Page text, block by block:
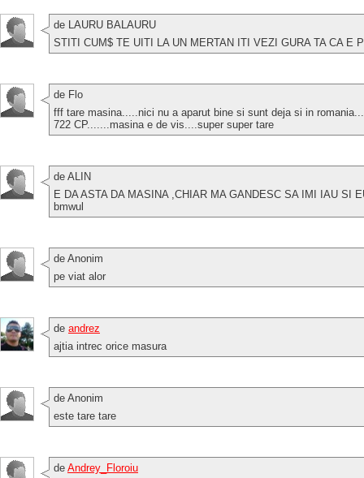
de LAURU BALAURU
STITI CUM$ TE UITI LA UN MERTAN ITI VEZI GURA TA CA E
de Flo
fff tare masina.....nici nu a aparut bine si sunt deja si in
722 CP.......masina e de vis....super super tare
de ALIN
E DA ASTA DA MASINA ,CHIAR MA GANDESC SA IMI IAU SI
bmwul
de Anonim
pe viat alor
de andrez
ajtia intrec orice masura
de Anonim
este tare tare
de Andrey_Floroiu